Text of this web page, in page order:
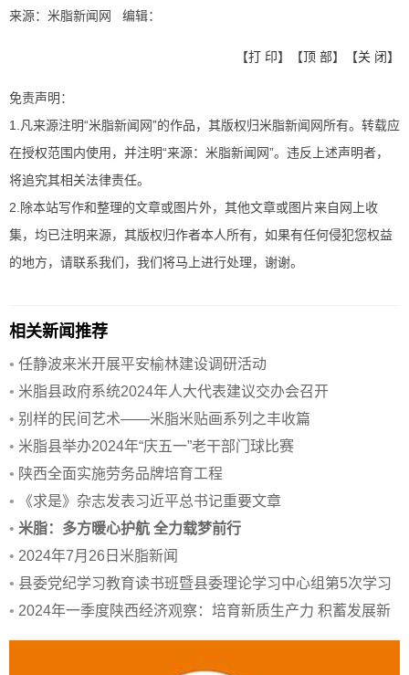
来源：米脂新闻网 编辑：
【打 印】【顶 部】【关 闭】
免责声明：
1.凡来源注明“米脂新闻网”的作品，其版权归米脂新闻网所有。转载应
在授权范围内使用，并注明“来源：米脂新闻网”。违反上述声明者，
将追究其相关法律责任。
2.除本站写作和整理的文章或图片外，其他文章或图片来自网上收
集，均已注明来源，其版权归作者本人所有，如果有任何侵犯您权益
的地方，请联系我们，我们将马上进行处理，谢谢。
相关新闻推荐
• 任静波来米开展平安榆林建设调研活动
• 米脂县政府系统2024年人大代表建议交办会召开
• 别样的民间艺术——米脂米贴画系列之丰收篇
• 米脂县举办2024年“庆五一”老干部门球比赛
• 陕西全面实施劳务品牌培育工程
•
《求是》杂志发表习近平总书记重要文章
• 米脂：多方暖心护航 全力载梦前行
• 2024年7月26日米脂新闻
• 县委党纪学习教育读书班暨县委理论学习中心组第5次学习
会议召开
• 2024年一季度陕西经济观察：培育新质生产力 积蓄发展新
动能